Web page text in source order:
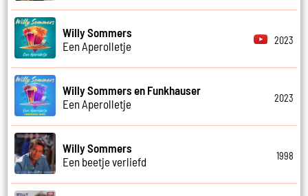
Willy Sommers
Een Aperolletje
2023
Willy Sommers en Funkhauser
Een Aperolletje
2023
Willy Sommers
Een beetje verliefd
1998